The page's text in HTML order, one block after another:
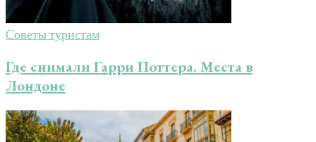
Советы туристам
Где снимали Гарри Поттера. Места в
Лондоне